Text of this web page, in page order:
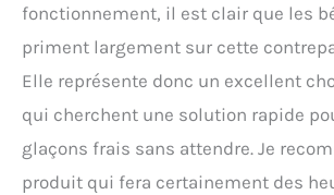
fonctionnement, il est clair que les
priment largement sur cette
Elle représente donc un excellent
qui cherchent une solution rapide
glaçons frais sans attendre. Je
produit qui fera certainement des